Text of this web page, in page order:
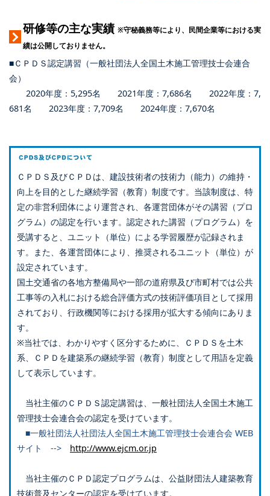
研修等の主な実績 ※守秘義務等により、民間企業等における実
績は公開しておりません。
■ＣＰＤＳ認定講習（一般社団法人全国土木施工管理技士会連合
会）
2020年度：5,295名 2021年度：7,686名 2022年度：7,
681名 2023年度：7,709名 2024年度：7,670名
ＣＰＤＳ及びＣＰＤは、建設技術者の技術力（能力）の維持・
向上を目的とした継続学習（教育）制度です。当該制度は、特
定の非営利団体により運営され、各運営団体がその講習（プロ
グラム）の認定を行います。認定された講習（プログラム）を
受講すると、ユニット（単位）による学習履歴が記録されま
す。また、各運営団体により、推奨されるユニット（単位）が
設定されています。
国土交通省の各地方整備局や一部の道府県及び市町村では公共
工事等の入札における総合評価方式の技術評価項目として採用
されており、行政機関等における採用が拡大する傾向にありま
す。
※当社では、わかりやすく区分するために、ＣＰＤＳを土木
系、ＣＰＤを建築系の継続学習（教育）制度として用語を定義
して表示しています。
当社主催のＣＰＤＳ認定講習は、一般社団法人全国土木施工
管理技士会連合会の認定を受けています。
■一般社団法人社団法人全国土木施工管理技士会連合会 WEB
サイト --> http://www.ejcm.or.jp
当社主催のＣＰＤ認定プログラムは、公益財団法人建築教育
技術普及センターの認定を受けています。